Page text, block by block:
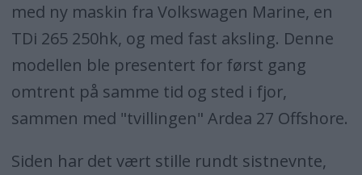
med ny maskin fra Volkswagen Marine, en
TDi 265 250hk, og med fast aksling. Denne
modellen ble presentert for først gang
omtrent på samme tid og sted i fjor,
sammen med "tvillingen" Ardea 27 Offshore.
Siden har det vært stille rundt sistnevnte,